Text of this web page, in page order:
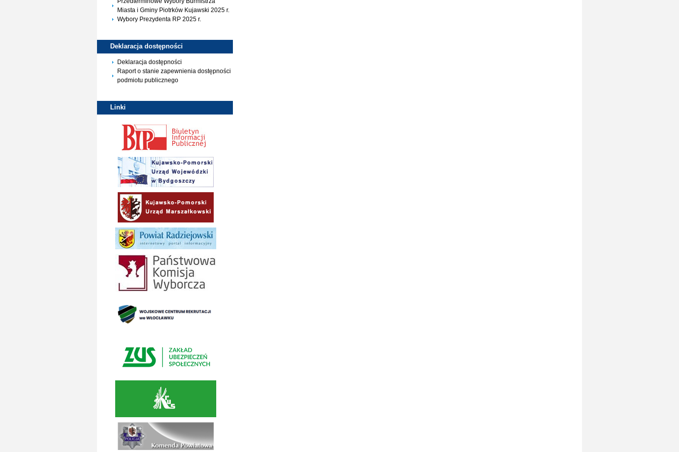
Miasta i Gminy Piotrków Kujawski 2025 r.
Wybory Prezydenta RP 2025 r.
Deklaracja dostępności
Deklaracja dostępności
Raport o stanie zapewnienia dostępności
podmiotu publicznego
Linki